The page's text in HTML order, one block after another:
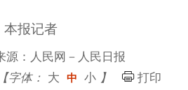
本报记者
：人民网－人民日报
【字体： 大 中 小 】 打印